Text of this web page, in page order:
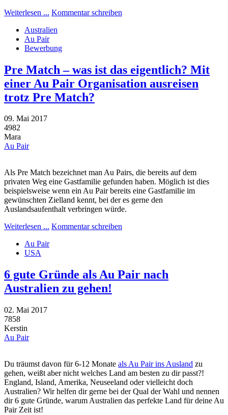
Weiterlesen ... Kommentar schreiben
Australien
Au Pair
Bewerbung
Pre Match – was ist das eigentlich? Mit
einer Au Pair Organisation ausreisen
trotz Pre Match?
09. Mai 2017
4982
Mara
Au Pair
Als Pre Match bezeichnet man Au Pairs, die bereits auf dem
privaten Weg eine Gastfamilie gefunden haben. Möglich ist dies
beispielsweise wenn ein Au Pair bereits eine Gastfamilie im
gewünschten Zielland kennt, bei der es gerne den
Auslandsaufenthalt verbringen würde.
Weiterlesen ... Kommentar schreiben
Au Pair
USA
6 gute Gründe als Au Pair nach
Australien zu gehen!
02. Mai 2017
7858
Kerstin
Au Pair
Du träumst davon für 6-12 Monate als Au Pair ins Ausland zu
gehen, weißt aber nicht welches Land am besten zu dir passt?!
England, Island, Amerika, Neuseeland oder vielleicht doch
Australien? Wir helfen dir gerne bei der Qual der Wahl und nennen
dir 6 gute Gründe, warum Australien das perfekte Land für deine Au
Pair Zeit ist!